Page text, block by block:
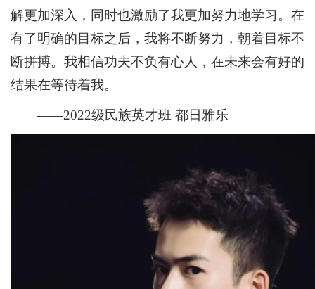
解更加深入，同时也激励了我更加努力地学习。在
有了明确的目标之后，我将不断努力，朝着目标不
断拼搏。我相信功夫不负有心人，在未来会有好的
结果在等待着我。
——2022级民族英才班 都日雅乐